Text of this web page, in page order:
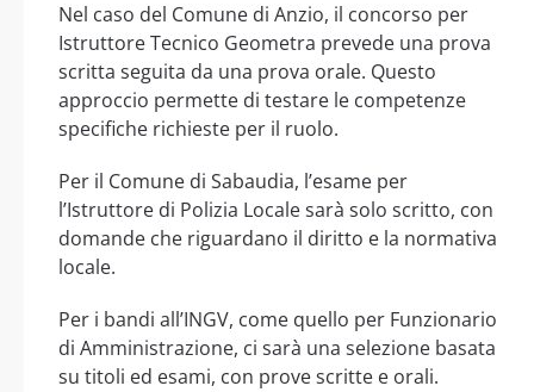
Nel caso del Comune di Anzio, il concorso per
Istruttore Tecnico Geometra prevede una prova
scritta seguita da una prova orale. Questo
approccio permette di testare le competenze
specifiche richieste per il ruolo.
Per il Comune di Sabaudia, l’esame per
l’Istruttore di Polizia Locale sarà solo scritto, con
domande che riguardano il diritto e la normativa
locale.
Per i bandi all’INGV, come quello per Funzionario
di Amministrazione, ci sarà una selezione basata
su titoli ed esami, con prove scritte e orali.